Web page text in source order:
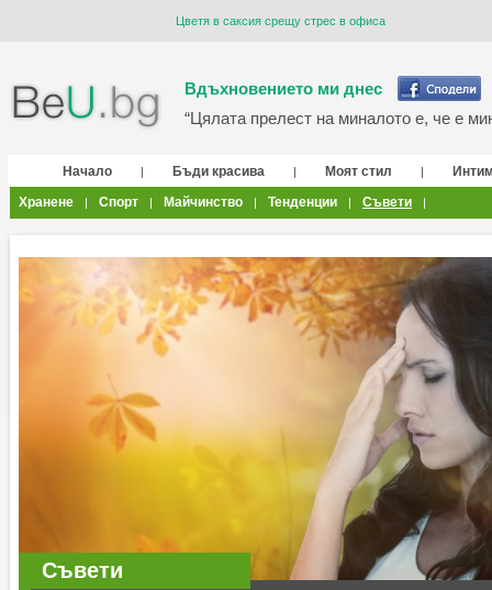
Цветя в саксия срещу стрес в офиса
Вдъхновението ми днес
“Цялата прелест на миналото е, че е
Начало | Бъди красива | Моят стил |
Хранене
| Спорт | Майчинство | Тенденции | Съвети |
Съвети